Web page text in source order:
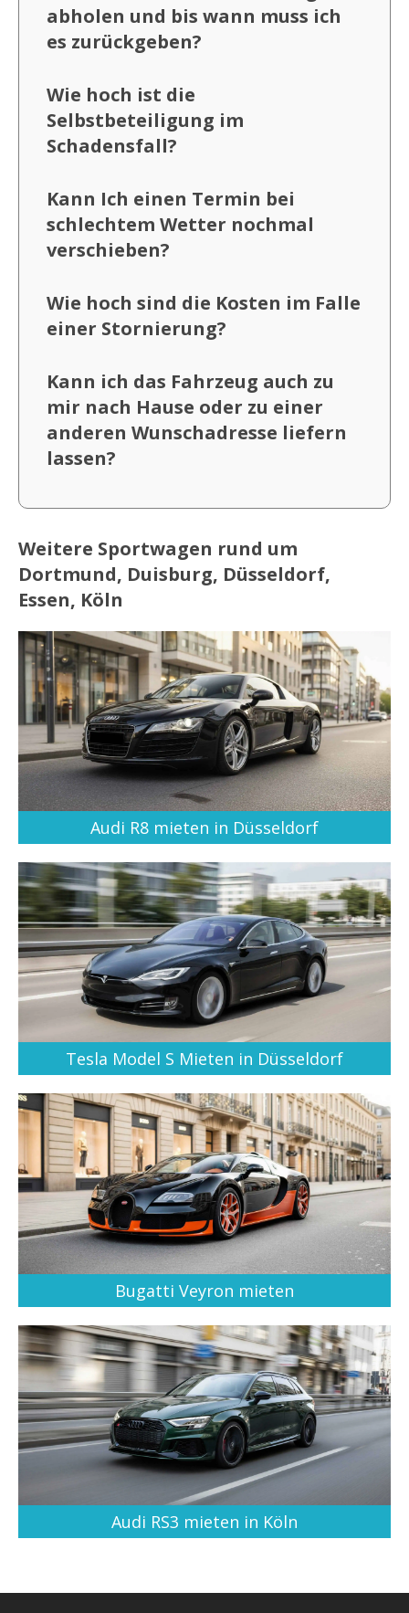
abholen und bis wann muss ich
es zurückgeben?
Wie hoch ist die
Selbstbeteiligung im
Schadensfall?
Kann Ich einen Termin bei
schlechtem Wetter nochmal
verschieben?
Wie hoch sind die Kosten im Falle
einer Stornierung?
Kann ich das Fahrzeug auch zu
mir nach Hause oder zu einer
anderen Wunschadresse liefern
lassen?
Weitere Sportwagen rund um
Dortmund, Duisburg, Düsseldorf,
Essen, Köln
Audi R8 mieten in Düsseldorf
Tesla Model S Mieten in Düsseldorf
Bugatti Veyron mieten
Audi RS3 mieten in Köln